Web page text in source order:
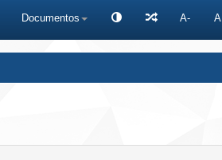
Documentos A- A